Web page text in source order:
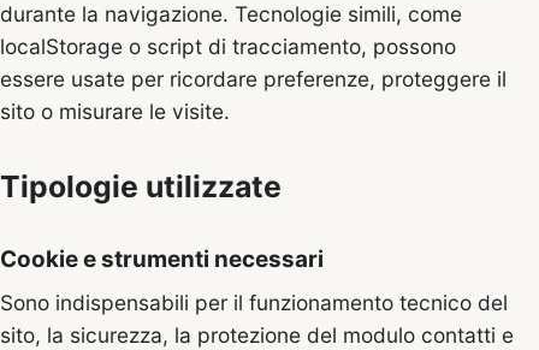
durante la navigazione. Tecnologie simili, come
localStorage o script di tracciamento, possono
essere usate per ricordare preferenze, proteggere il
sito o misurare le visite.
Tipologie utilizzate
Cookie e strumenti necessari
Sono indispensabili per il funzionamento tecnico del
sito, la sicurezza, la protezione del modulo contatti e